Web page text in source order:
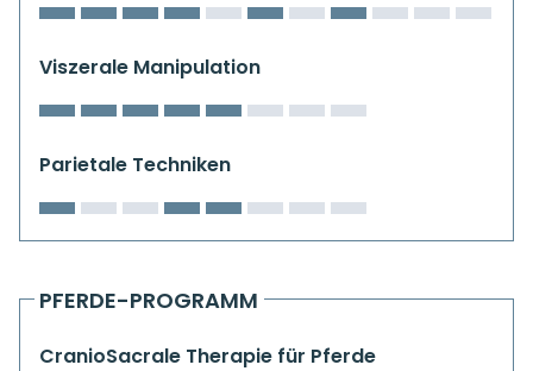
Viszerale Manipulation
Parietale Techniken
PFERDE-PROGRAMM
CranioSacrale Therapie für Pferde